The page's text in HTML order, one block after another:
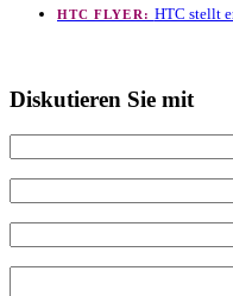
HTC FLYER: HTC stellt
Diskutieren Sie mit